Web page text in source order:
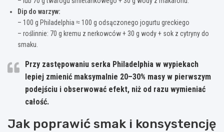
Dip do warzyw:
– 100 g Philadelphia ≈ 100 g odsączonego jogurtu greckiego
– roślinnie: 70 g kremu z nerkowców + 30 g wody + sok z cytryny do
smaku.
Przy zastępowaniu serka Philadelphia w wypiekach
lepiej zmienić maksymalnie 20–30% masy w pierwszym
podejściu i obserwować efekt, niż od razu wymieniać
całość.
Jak poprawić smak i konsystencję